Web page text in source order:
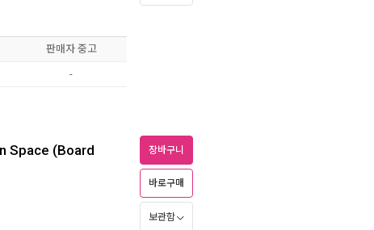
판매자 중고
-
Space (Board 장바구니
바로구매
보관함